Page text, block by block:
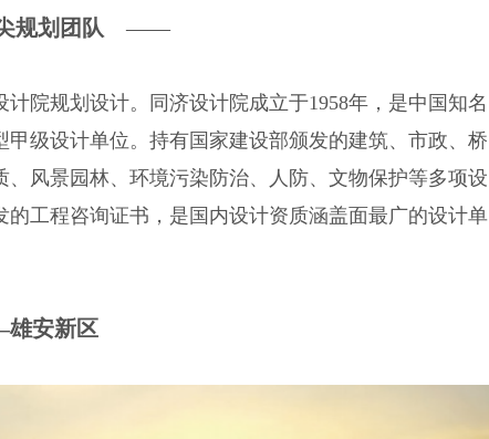
规划团队 ——
院规划设计。同济设计院成立于1958年，是中国知名
甲级设计单位。持有国家建设部颁发的建筑、市政、桥
、风景园林、环境污染防治、人防、文物保护等多项设
的工程咨询证书，是国内设计资质涵盖面最广的设计单
安新区